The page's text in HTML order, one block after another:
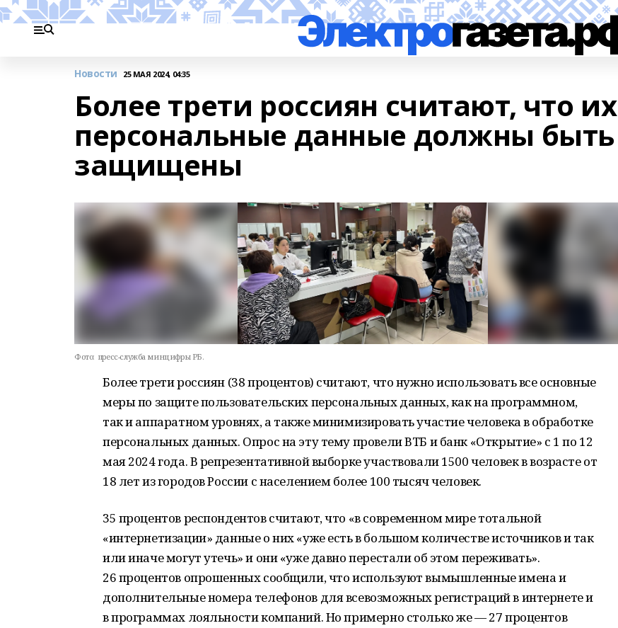
Новости 25 МАЯ 2024, 04:35
Более трети россиян считают, что их
персональные данные должны быть
защищены
Фото: пресс-служба минцифры РБ.
Более трети россиян (38 процентов) считают, что нужно использовать все основные
меры по защите пользовательских персональных данных, как на программном,
так и аппаратном уровнях, а также минимизировать участие человека в обработке
персональных данных. Опрос на эту тему провели ВТБ и банк «Открытие» с 1 по 12
мая 2024 года. В репрезентативной выборке участвовали 1500 человек в возрасте от
18 лет из городов России с населением более 100 тысяч человек.
35 процентов респондентов считают, что «в современном мире тотальной
«интернетизации» данные о них «уже есть в большом количестве источников и так
или иначе могут утечь» и они «уже давно перестали об этом переживать».
26 процентов опрошенных сообщили, что используют вымышленные имена и
дополнительные номера телефонов для всевозможных регистраций в интернете и
в программах лояльности компаний. Но примерно столько же — 27 процентов